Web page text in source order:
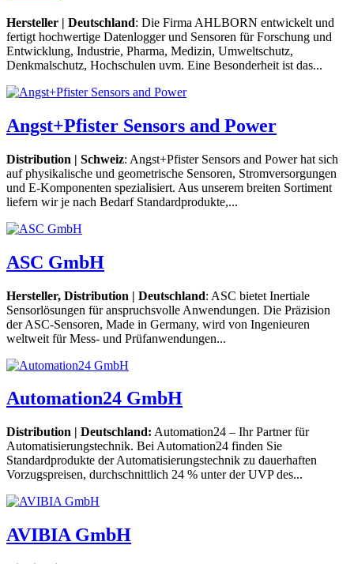
Hersteller | Deutschland: Die Firma AHLBORN entwickelt und
fertigt hochwertige Datenlogger und Sensoren für Forschung und
Entwicklung, Industrie, Pharma, Medizin, Umweltschutz,
Denkmalschutz, Hochschulen uvm. Eine Besonderheit ist das...
Angst+Pfister Sensors and Power
Distribution | Schweiz: Angst+Pfister Sensors and Power hat sich
auf physikalische und geometrische Sensoren, Stromversorgungen
und E-Komponenten spezialisiert. Aus unserem breiten Sortiment
liefern wir je nach Bedarf Standardprodukte,...
ASC GmbH
Hersteller, Distribution | Deutschland: ASC bietet Inertiale
Sensorlösungen für anspruchsvolle Anwendungen. Die Präzision
der ASC-Sensoren, Made in Germany, wird von Ingenieuren
weltweit für Mess- und Prüfanwendungen...
Automation24 GmbH
Distribution | Deutschland: Automation24 – Ihr Partner für
Automatisierungstechnik. Bei Automation24 finden Sie
Standardprodukte der Automatisierungstechnik zu dauerhaften
Vorzugspreisen, durchschnittlich 24 % unter der UVP des...
AVIBIA GmbH